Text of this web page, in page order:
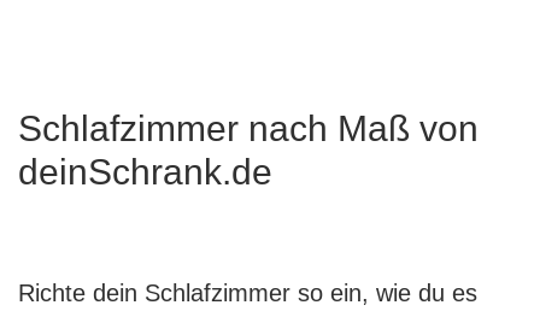
Schlafzimmer nach Maß von
deinSchrank.de
Richte dein Schlafzimmer so ein, wie du es